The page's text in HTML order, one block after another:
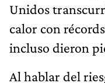
Unidos
calor con
incluso dieron
Al hablar del